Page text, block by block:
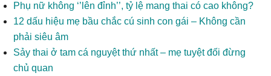
Phụ nữ không ‘’lên đỉnh’’, tỷ lệ mang thai có cao không?
12 dấu hiệu mẹ bầu chắc cú sinh con gái – Không cần
phải siêu âm
Sảy thai ở tam cá nguyệt thứ nhất – mẹ tuyệt đối đừng
chủ quan